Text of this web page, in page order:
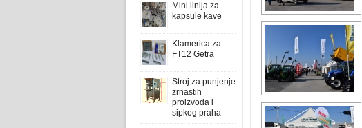
Mini linija za
kapsule kave
Klamerica za
FT12 Getra
Stroj za punjenje
zrnastih
proizvoda i
sipkog praha